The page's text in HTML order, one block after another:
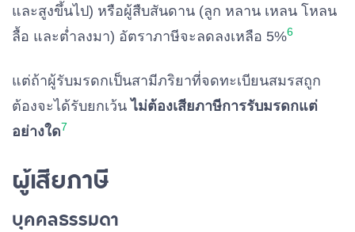
และสูงขึ้นไป) หรือผู้สืบสันดาน (ลูก หลาน เหลน โหลน
ลื้อ และต่ำลงมา) อัตราภาษีจะลดลงเหลือ 5%6
แต่ถ้าผู้รับมรดกเป็นสามีภริยาที่จดทะเบียนสมรสถูก
ต้องจะได้รับยกเว้น ไม่ต้องเสียภาษีการรับมรดกแต่
อย่างใด7
ผู้เสียภาษี
บุคคลธรรมดา